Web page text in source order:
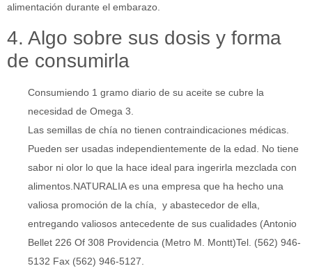
alimentación durante el embarazo.
4. Algo sobre sus dosis y forma
de consumirla
Consumiendo 1 gramo diario de su aceite se cubre la
necesidad de Omega 3.
Las semillas de chía no tienen contraindicaciones médicas.
Pueden ser usadas independientemente de la edad. No tiene
sabor ni olor lo que la hace ideal para ingerirla mezclada con
alimentos.NATURALIA es una empresa que ha hecho una
valiosa promoción de la chía, y abastecedor de ella,
entregando valiosos antecedente de sus cualidades (Antonio
Bellet 226 Of 308 Providencia (Metro M. Montt)Tel. (562) 946-
5132 Fax (562) 946-5127.